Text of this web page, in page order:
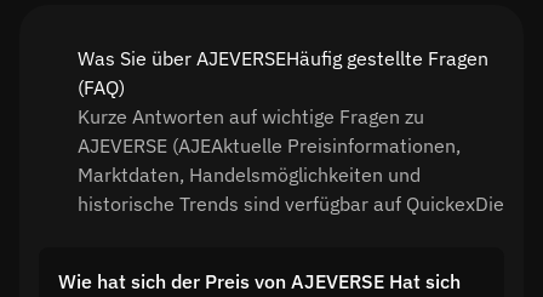
Was Sie über AJEVERSEHäufig gestellte Fragen
(FAQ)
Kurze Antworten auf wichtige Fragen zu
AJEVERSE (AJEAktuelle Preisinformationen,
Marktdaten, Handelsmöglichkeiten und
historische Trends sind verfügbar auf QuickexDie
Wie hat sich der Preis von AJEVERSE Hat sich